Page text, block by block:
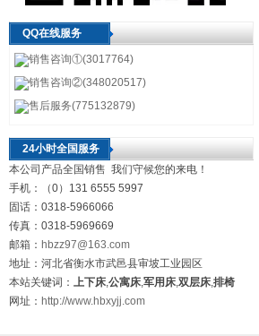
QQ在线服务
销售咨询①(3017764)
销售咨询②(348020517)
售后服务(775132879)
24小时全国服务
本公司产品全国销售 我们守候您的来电！
手机：（0）131 6555 5997
固话：0318-5966066
传真：0318-5969669
邮箱： hbzz97@163.com
地址：河北省衡水市武邑县审坡工业园区
本站关键词： 上下床,公寓床,军用床,双层床,排椅
网址： http://www.hbxyjj.com